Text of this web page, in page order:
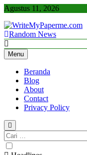
Skip
content
Agustus 11, 2026
WriteMyPaperme.com
Bisnis, Kuliner, Teknologi
Random News
Menu
Beranda
Blog
About
Contact
Privacy Policy
Cari
untuk: